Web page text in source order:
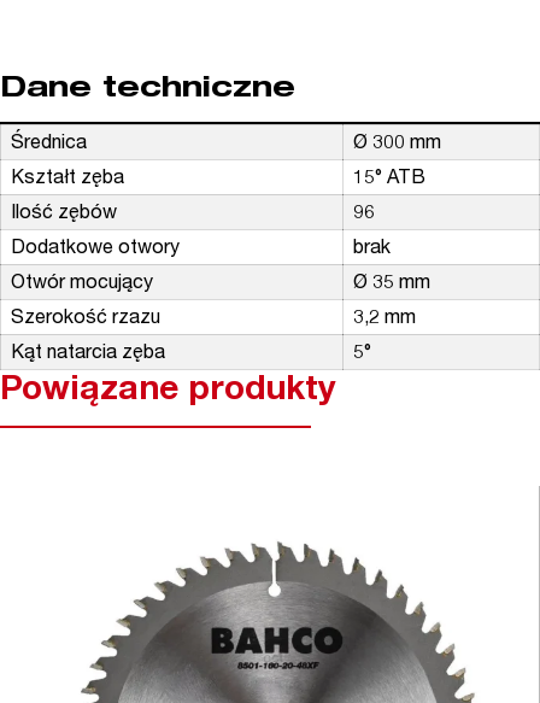
Dane techniczne
Średnica
Ø 300 mm
Kształt zęba
15° ATB
Ilość zębów
96
Dodatkowe otwory
brak
Otwór mocujący
Ø 35 mm
Szerokość rzazu
3,2 mm
Kąt natarcia zęba
5°
Powiązane produkty